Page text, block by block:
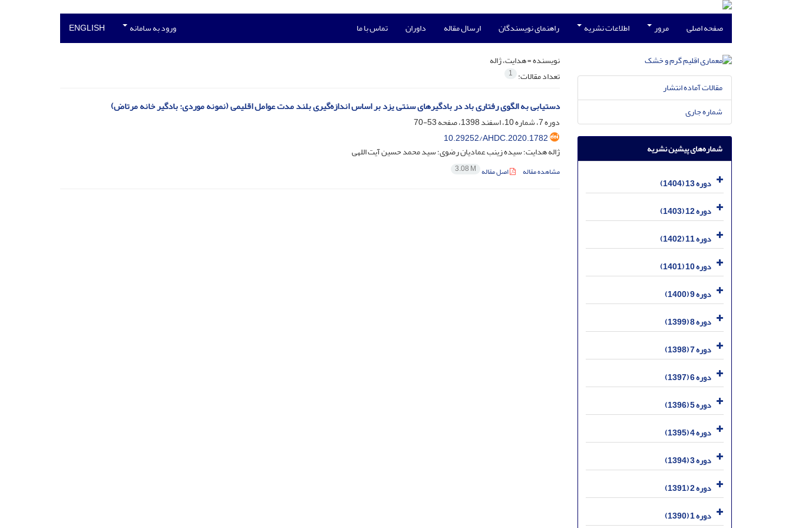
صفحه اصلی مرور اطلاعات نشریه راهنمای نویسندگان ارسال مقاله داوران تماس با ما ورود به سامانه ENGLISH
نویسنده =هدایت، ژاله
تعداد مقالات: 1
دستیابی به الگوی رفتاری باد در بادگیرهای سنتی یزد بر اساس اندازه‌گیری بلند مدت عوامل اقلیمی (نمونه موردی: بادگیر خانه مرتاض)
دوره 7، شماره 10، اسفند 1398، صفحه
53-70
10.29252/AHDC.2020.1782
ژاله هدایت؛ سیده زینب عمادیان رضوی؛ سید محمد حسین آیت اللهی
مشاهده مقاله اصل مقاله 3.08 M
مقالات آماده انتشار
شماره جاری
شماره‌های پیشین نشریه
دوره 13 (1404)
دوره 12 (1403)
دوره 11 (1402)
دوره 10 (1401)
دوره 9 (1400)
دوره 8 (1399)
دوره 7 (1398)
دوره 6 (1397)
دوره 5 (1396)
دوره 4 (1395)
دوره 3 (1394)
دوره 2 (1391)
دوره 1 (1390)